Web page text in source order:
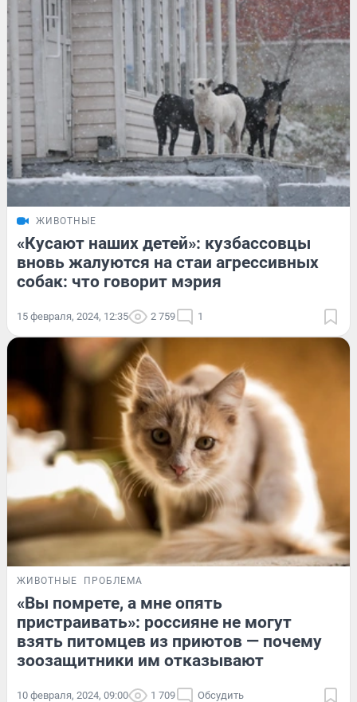
ЖИВОТНЫЕ
«Кусают наших детей»: кузбассовцы
вновь жалуются на стаи агрессивных
собак: что говорит мэрия
15 февраля, 2024, 12:35 2 759 1
ЖИВОТНЫЕ ПРОБЛЕМА
«Вы помрете, а мне опять
пристраивать»: россияне не могут
взять питомцев из приютов — почему
зоозащитники им отказывают
10 февраля, 2024, 09:00 1 709 Обсудить